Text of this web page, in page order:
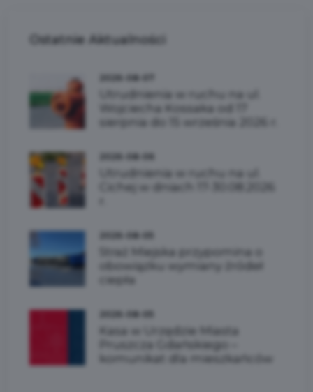
Ostatnie Aktualności
Utrudnienia w ruchu na ul.
Wojciecha Kossaka od 17
sierpnia do 15 września 2026 r.
Utrudnienia w ruchu na ul.
Cichej w dniach 17-30.08.2026
Straż Miejska przypomina o
obowiązku wymiany źródeł
ciepła
Kasa w Urzędzie Miasta
Pruszcza Gdańskiego –
komunikat dla mieszkańców